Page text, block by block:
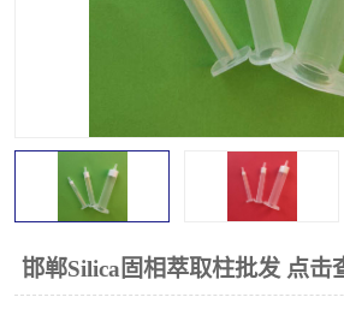
邯郸Silica固相萃取柱批发 点击
96孔